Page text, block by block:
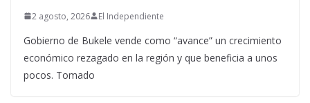
2 agosto, 2026 El Independiente
Gobierno de Bukele vende como “avance” un crecimiento
económico rezagado en la región y que beneficia a unos
pocos. Tomado